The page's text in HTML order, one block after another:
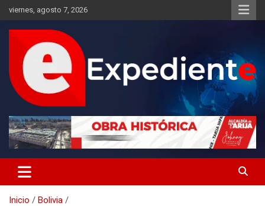
Saltar
al
contenido
viernes, agosto 7, 2026
Expediente
Inicio
Bolivia